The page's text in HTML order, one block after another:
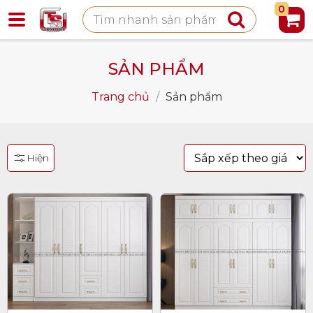
0
SẢN PHẨM
Trang chủ / Sản phẩm
Hiện
DANH
SẢN
PHẨM
TỦ
BẾP
PHỤ